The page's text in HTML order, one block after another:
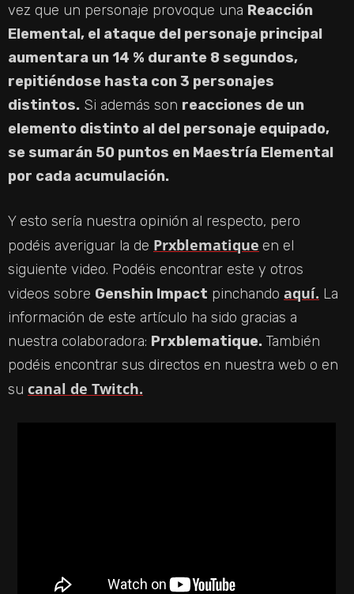
vez que un personaje provoque una Reacción
Elemental, el ataque del personaje principal
aumentara un 14 % durante 8 segundos,
repitiéndose hasta con 3 personajes
distintos. Si además son reacciones de un
elemento distinto al del personaje equipado,
se sumarán 50 puntos en Maestría Elemental
por cada acumulación.
Y esto sería nuestra opinión al respecto, pero
podéis averiguar la de Prxblematique en el
siguiente video. Podéis encontrar este y otros
videos sobre Genshin Impact pinchando aquí. La
información de este artículo ha sido gracias a
nuestra colaboradora: Prxblematique. También
podéis encontrar sus directos en nuestra web o en
su canal de Twitch.